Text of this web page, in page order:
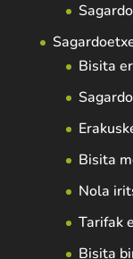
Bisita
Bisita
Nola
Tarifak
Bisita